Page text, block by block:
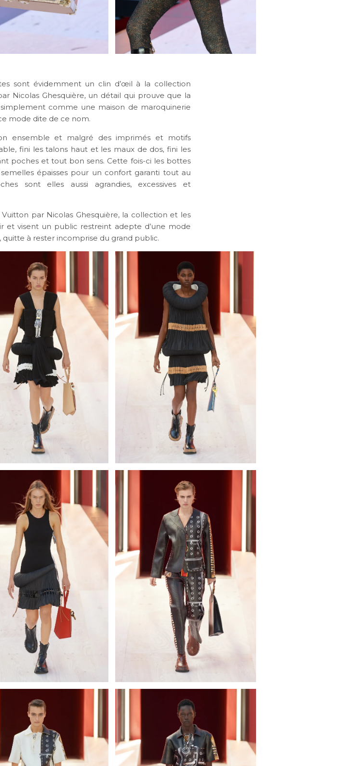
sont évidemment un clin d’œil à la collection
Nicolas Ghesquière, un détail qui prouve que la
comme une maison de maroquinerie
mode dite de ce nom.
ensemble et malgré des imprimés et motifs
fini les talons haut et les maux de dos, fini les
poches et tout bon sens. Cette fois-ci les bottes
épaisses pour un confort garanti tout au
sont elles aussi agrandies, excessives et
par Nicolas Ghesquière, la collection et les
et visent un public restreint adepte d’une mode
à rester incomprise du grand public.